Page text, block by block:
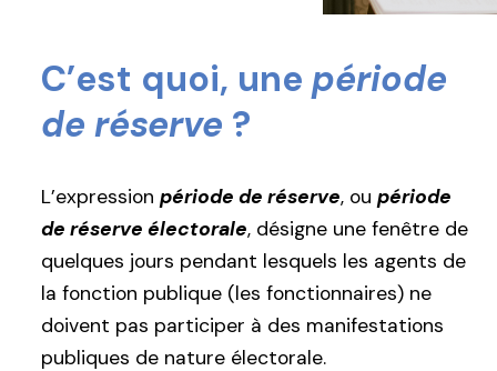
C’est quoi, une période
de réserve ?
L’expression période de réserve, ou période
de réserve électorale, désigne une fenêtre de
quelques jours pendant lesquels les agents de
la fonction publique (les fonctionnaires) ne
doivent pas participer à des manifestations
publiques de nature électorale.